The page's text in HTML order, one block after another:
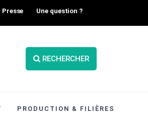
Presse Une question ?
RECHERCHER
PRODUCTION & FILIÈRES